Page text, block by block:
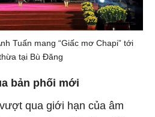
Tuấn mang “Giấc mơ Chapi” tới
tại Bù Đăng
bản phối mới
qua giới hạn của âm